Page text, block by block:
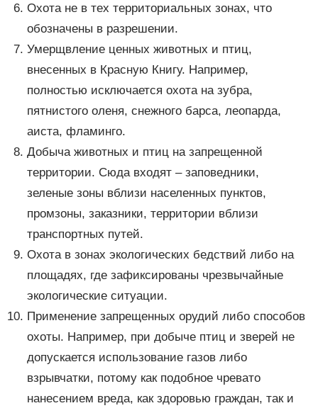
Охота не в тех территориальных зонах, что
обозначены в разрешении.
Умерщвление ценных животных и птиц,
внесенных в Красную Книгу. Например,
полностью исключается охота на зубра,
пятнистого оленя, снежного барса, леопарда,
аиста, фламинго.
Добыча животных и птиц на запрещенной
территории. Сюда входят – заповедники,
зеленые зоны вблизи населенных пунктов,
промзоны, заказники, территории вблизи
транспортных путей.
Охота в зонах экологических бедствий либо на
площадях, где зафиксированы чрезвычайные
экологические ситуации.
Применение запрещенных орудий либо способов
охоты. Например, при добыче птиц и зверей не
допускается использование газов либо
взрывчатки, потому как подобное чревато
нанесением вреда, как здоровью граждан, так и